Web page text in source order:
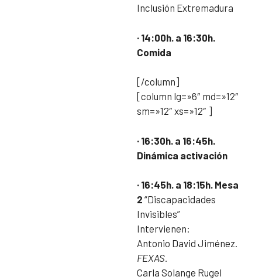
Inclusión Extremadura
· 14:00h. a 16:30h.
Comida
[/column]
[column lg=»6″ md=»12″
sm=»12″ xs=»12″ ]
· 16:30h. a 16:45h.
Dinámica activación
· 16:45h. a 18:15h. Mesa
2 “Discapacidades
Invisibles”
Intervienen:
Antonio David Jiménez.
FEXAS.
Carla Solange Rugel